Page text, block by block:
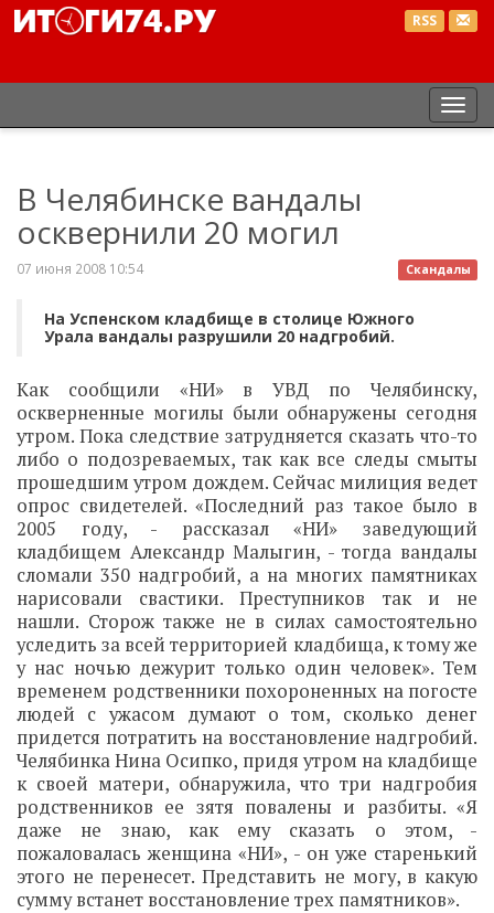
RSS
В Челябинске вандалы
осквернили 20 могил
Скандалы
07 июня 2008 10:54
На Успенском кладбище в столице Южного
Урала вандалы разрушили 20 надгробий.
Как сообщили «НИ» в УВД по Челябинску,
оскверненные могилы были обнаружены сегодня
утром. Пока следствие затрудняется сказать что-то
либо о подозреваемых, так как все следы смыты
прошедшим утром дождем. Сейчас милиция ведет
опрос свидетелей. «Последний раз такое было в
2005 году, - рассказал «НИ» заведующий
кладбищем Александр Малыгин, - тогда вандалы
сломали 350 надгробий, а на многих памятниках
нарисовали свастики. Преступников так и не
нашли. Сторож также не в силах самостоятельно
уследить за всей территорией кладбища, к тому же
у нас ночью дежурит только один человек». Тем
временем родственники похороненных на погосте
людей с ужасом думают о том, сколько денег
придется потратить на восстановление надгробий.
Челябинка Нина Осипко, придя утром на кладбище
к своей матери, обнаружила, что три надгробия
родственников ее зятя повалены и разбиты. «Я
даже не знаю, как ему сказать о этом, -
пожаловалась женщина «НИ», - он уже старенький
этого не перенесет. Представить не могу, в какую
сумму встанет восстановление трех памятников».